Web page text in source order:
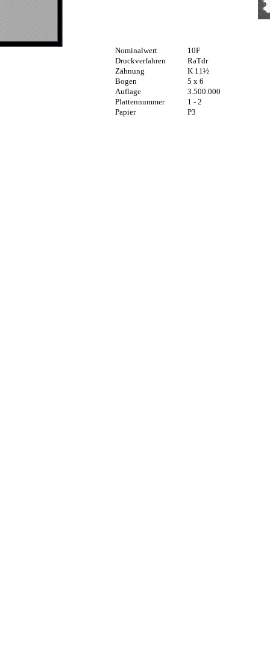
Nominalwert
10F
Druckverfahren
RaTdr
Zähnung
K 11½
Bogen
5 x 6
Auflage
3.500.000
Plattennummer
1 - 2
Papier
P3